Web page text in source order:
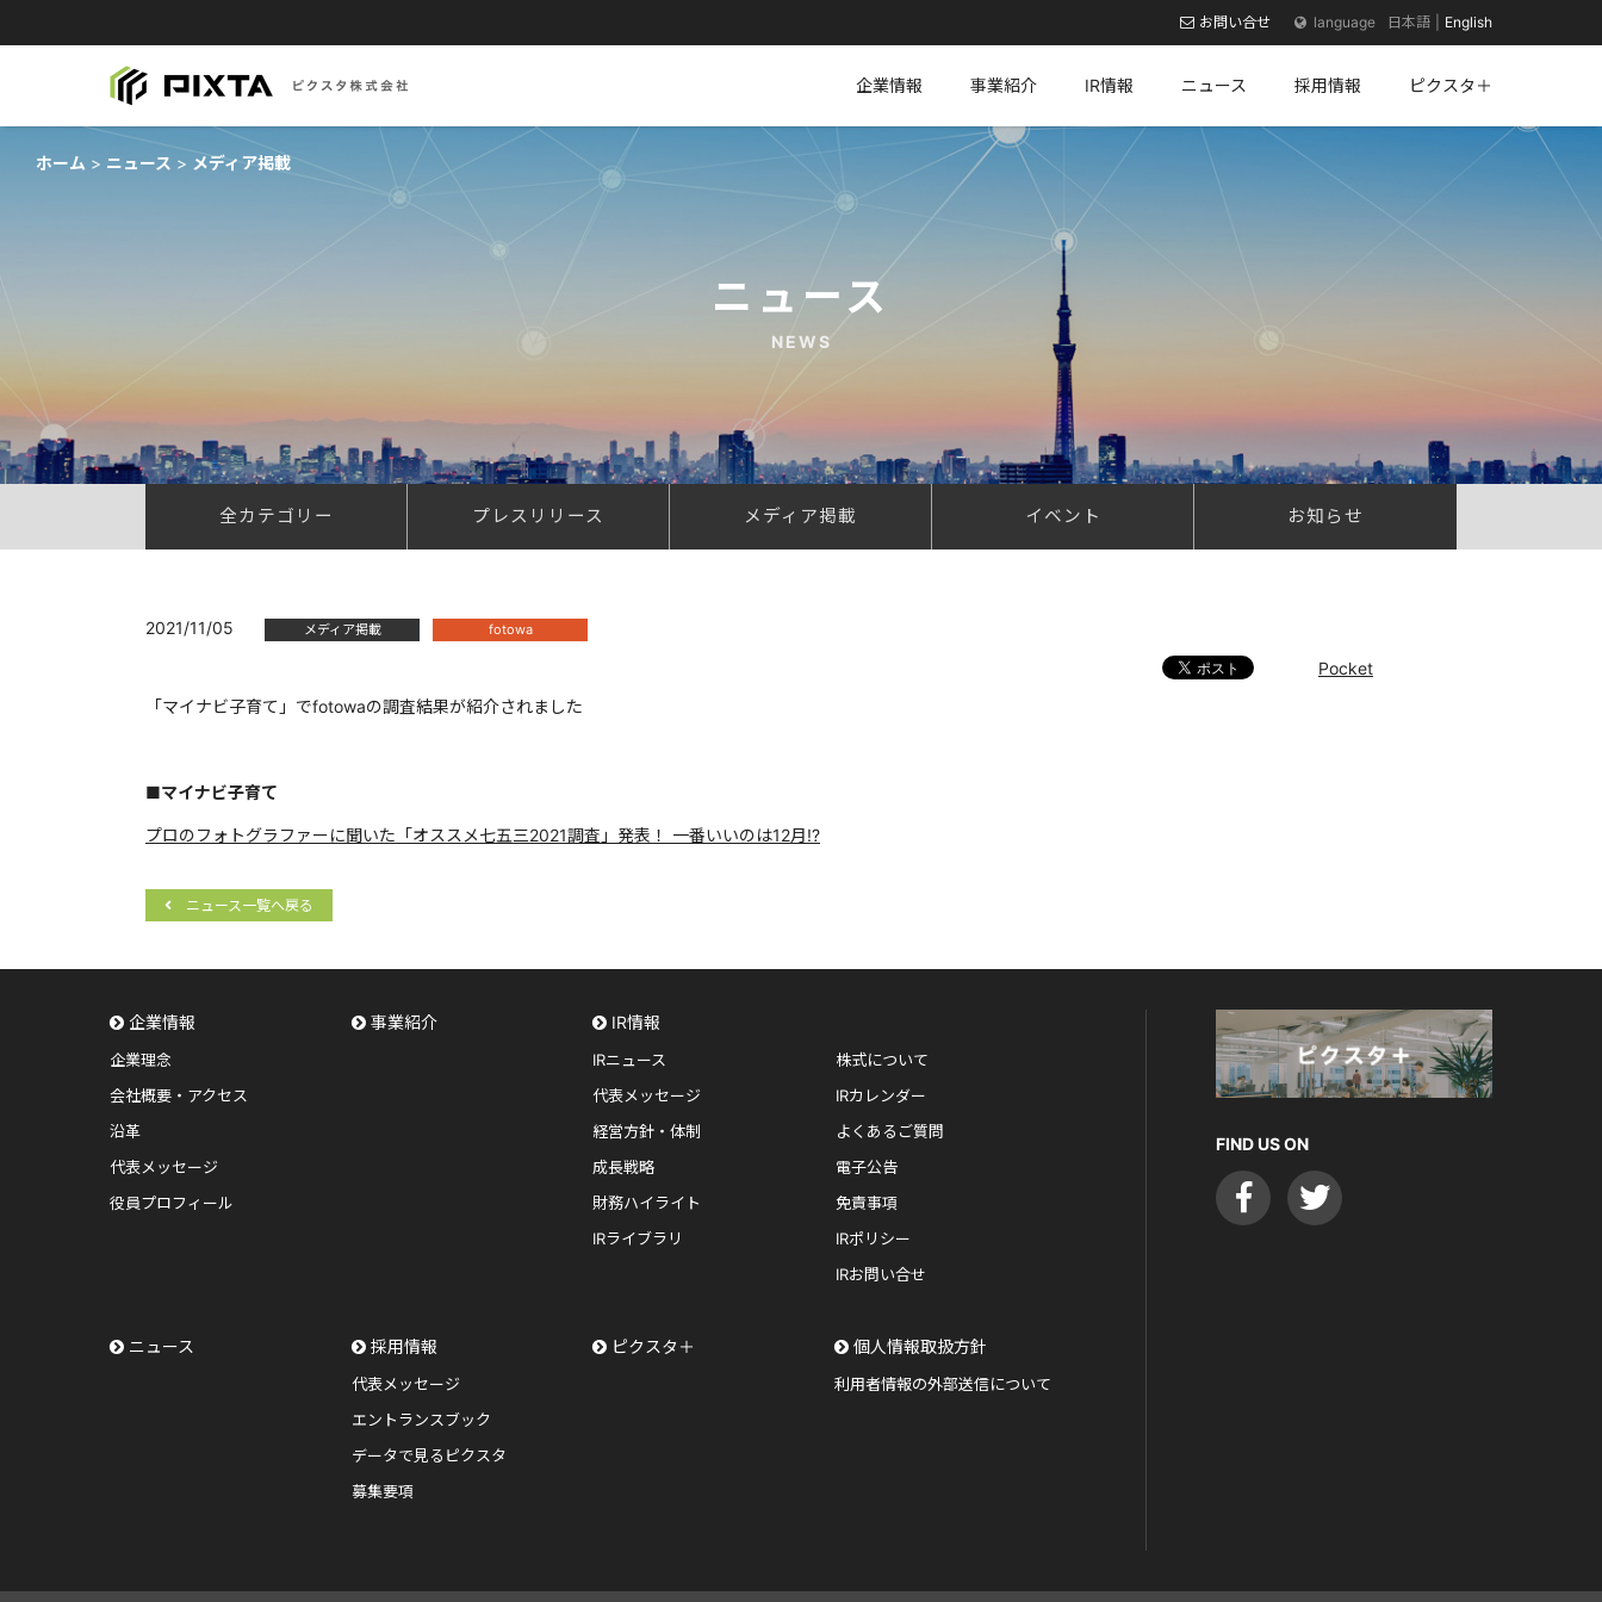
企業情報 事業紹介 IR情報 ニュース 採用情報 ピクスタ＋
お問い合せ 日本語 English
ホーム ニュース メディア掲載
ニュース
NEWS
全カテゴリー プレスリリース メディア掲載 イベント お知らせ
2021/11/05 メディア掲載 fotowa
Pocket
「マイナビ子育て」でfotowaの調査結果が紹介されました
■マイナビ子育て
プロのフォトグラファーに聞いた「オススメ七五三2021調査」発表！ 一番いいのは12月!?
ニュース一覧へ戻る
企業情報
企業理念
会社概要・アクセス
沿革
代表メッセージ
役員プロフィール
事業紹介 IR情報
IRニュース
代表メッセージ
経営方針・体制
成長戦略
財務ハイライト
IRライブラリ
株式について
IRカレンダー
よくあるご質問
電子公告
免責事項
IRポリシー
IRお問い合せ
ニュース 採用情報
代表メッセージ
エントランスブック
データで見るピクスタ
募集要項
ピクスタ＋ 個人情報取扱方針
利用者情報の外部送信について
FIND US ON